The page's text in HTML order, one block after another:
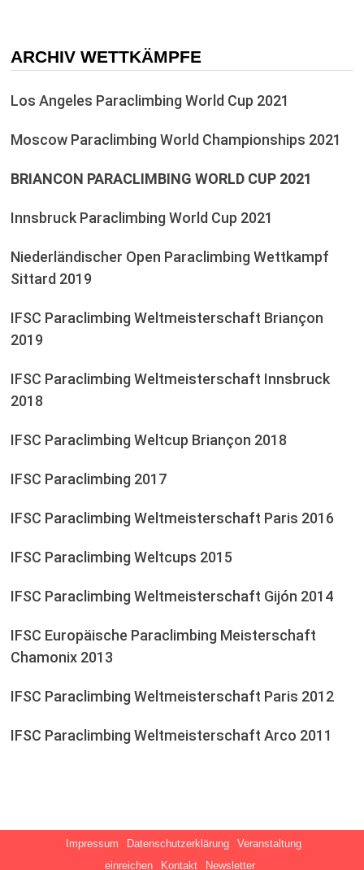
ARCHIV WETTKÄMPFE
Los Angeles Paraclimbing World Cup 2021
Moscow Paraclimbing World Championships 2021
BRIANCON PARACLIMBING WORLD CUP 2021
Innsbruck Paraclimbing World Cup 2021
Niederländischer Open Paraclimbing Wettkampf
Sittard 2019
IFSC Paraclimbing Weltmeisterschaft Briançon
2019
IFSC Paraclimbing Weltmeisterschaft Innsbruck
2018
IFSC Paraclimbing Weltcup Briançon 2018
IFSC Paraclimbing 2017
IFSC Paraclimbing Weltmeisterschaft Paris 2016
IFSC Paraclimbing Weltcups 2015
IFSC Paraclimbing Weltmeisterschaft Gijón 2014
IFSC Europäische Paraclimbing Meisterschaft
Chamonix 2013
IFSC Paraclimbing Weltmeisterschaft Paris 2012
IFSC Paraclimbing Weltmeisterschaft Arco 2011
Impressum Datenschutzerklärung
Veranstaltung
einreichen
Kontakt Newsletter